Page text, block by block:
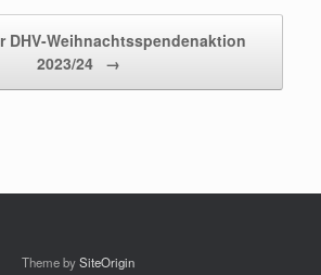
DHV-Weihnachtsspendenaktion
2023/24 →
Theme bySiteOrigin